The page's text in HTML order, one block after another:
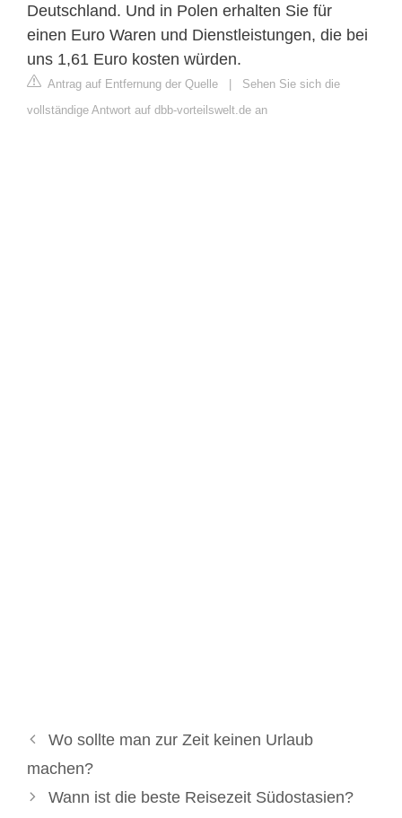
Deutschland. Und in Polen erhalten Sie für
einen Euro Waren und Dienstleistungen, die bei
uns 1,61 Euro kosten würden.
Antrag auf Entfernung der Quelle | Sehen Sie sich die
vollständige Antwort auf dbb-vorteilswelt.de an
Wo sollte man zur Zeit keinen Urlaub
machen?
Wann ist die beste Reisezeit Südostasien?